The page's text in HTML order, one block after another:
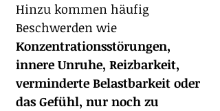
Hinzu kommen häufig
Beschwerden wie
Konzentrationsstörungen,
innere Unruhe, Reizbarkeit,
verminderte Belastbarkeit oder
das Gefühl, nur noch zu